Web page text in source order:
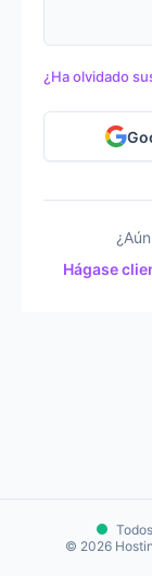
¿Ha olvidado
Hágase
© 2026